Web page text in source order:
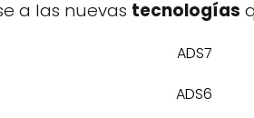
a las nuevas tecnologías
ADS7
ADS6